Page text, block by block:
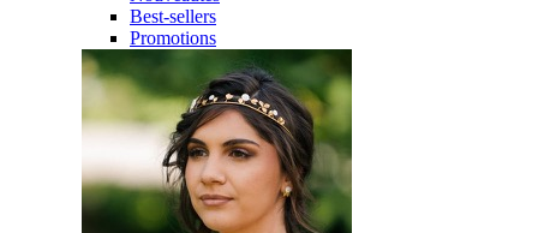
Best-sellers
Promotions